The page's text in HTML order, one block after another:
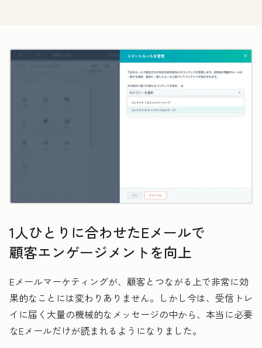
1人ひとりに合わせたEメールで
顧客エンゲージメントを向上
Eメールマーケティングが、顧客とつながる上で非常に効
果的なことには変わりありません。しかし今は、受信トレ
イに届く大量の機械的なメッセージの中から、本当に必要
なEメールだけが読まれるようになりました。